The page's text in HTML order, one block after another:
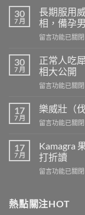
30
7 月
長期服用
相，備孕
在
期
服
用
威
鋼
導
不
孕
嗎？
科
實
證
留言功能已關閉
30
7 月
正常人吃
相大公開
在
常
人
吃
利
士
怎
位
留言功能已關閉
17
7 月
樂威壯（
在
威
壯
（伐
地
效
留言功能已關閉
17
7 月
Kamagra
打折讀
在
凍
用
留言功能已關閉
熱點關注HOT